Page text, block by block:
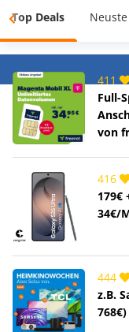
Top Deals
411
Full-
von
416
179€
34€/
444
z.B.
768€)